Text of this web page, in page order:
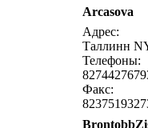
Arcasova
Адрес:
Таллинн
Телефоны:
Факс: